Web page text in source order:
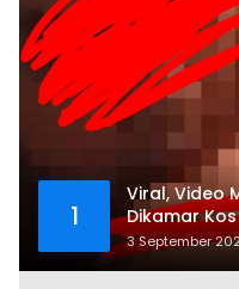
1
Viral, Video
Dikamar
3 September